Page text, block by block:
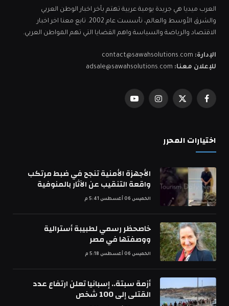
العرب ميديا هي جريدة يومية عربية تهتم بآخر اخبار الوطن العربي
والشرق الأوسط والعالم، تأسست عام 2002. تابع معنا اخر اخبار
الاقتصاد والرياضة والسياسة واهم القضايا التي تهم المواطن العربي.
الإدارة: contact@sawahsolutions.com
للإعلان معنا: adsale@sawahsolutions.com
فيسبوكX
الانستغراميوتيوب
اختيارات المحرر
الأجهزة الأمنية تنجح في ضبط مرتكب
واقعة التنقيب عن الآثار بالمنوفية
الخميس 06 أغسطس 5:41 م
خاصحظر رسمي لطبيبة أسترالية
ووصفتها في مصر
الخميس 06 أغسطس 5:18 م
أزمة سبتة.. إسبانيا تعلن ارتفاع عدد
القتلى إلى 100 شخص